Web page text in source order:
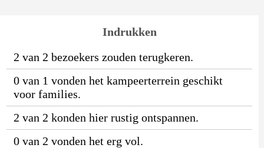
Indrukken
2 van 2 bezoekers zouden terugkeren.
0 van 1 vonden het kampeerterrein geschikt
voor families.
2 van 2 konden hier rustig ontspannen.
0 van 2 vonden het erg vol.